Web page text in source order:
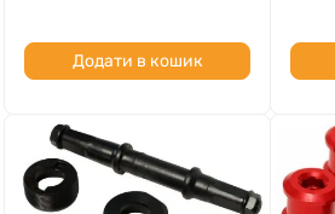
Додати в кошик